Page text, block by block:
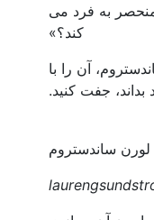
به فرد می
کند؟»
آن را با
جفت کنید.